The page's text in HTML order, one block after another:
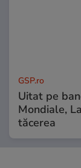
GSP.ro
Uitat pe
Mondiale,
tăcerea